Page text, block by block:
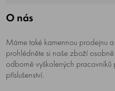
O nás
Máme také kamennou prodejnu a
prohlédněte si naše zboží
odborně vyškolených pracovníků
příslušenství.